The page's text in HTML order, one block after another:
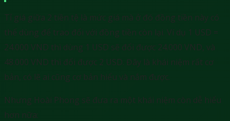
Tỉ giá giữa 2 tiền tệ là mức giá mà ở đó đồng tiền này có
thể dùng để trao đổi với đồng tiền còn lại. Ví dụ 1 USD =
24.000 VND thì dùng 1 USD sẽ đổi được 24.000 VND, và
48.000 VND thì đổi được 2 USD. Đây là khái niệm rất cơ
bản, có lẽ ai cũng cơ bản hiểu và nắm được.
Nhưng Hoài Phong sẽ đưa ra một khái niệm còn dễ hiểu
hơn nữa: